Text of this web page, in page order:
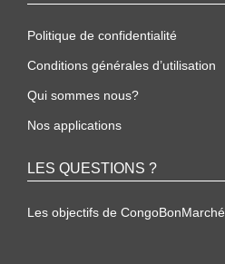
Politique de confidentialité
Conditions générales d’utilisation
Qui sommes nous?
Nos applications
LES QUESTIONS ?
Les objectifs de CongoBonMarché.